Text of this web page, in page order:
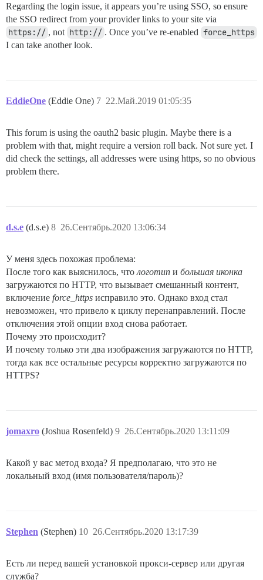
Regarding the login issue, it appears you’re using SSO, so ensure
the SSO redirect from your provider links to your site via
https:// , not http:// . Once you’ve re-enabled force_https
I can take another look.
EddieOne (Eddie One) 22.Май.2019 01:05:35
7
This forum is using the oauth2 basic plugin. Maybe there is a
problem with that, might require a version roll back. Not sure yet. I
did check the settings, all addresses were using https, so no obvious
problem there.
d.s.e (d.s.e) 26.Сентябрь.2020 13:06:34
8
У меня здесь похожая проблема:
После того как выяснилось, что логотип и большая иконка
загружаются по HTTP, что вызывает смешанный контент,
включение force_https исправило это. Однако вход стал
невозможен, что привело к циклу перенаправлений. После
отключения этой опции вход снова работает.
Почему это происходит?
И почему только эти два изображения загружаются по HTTP,
тогда как все остальные ресурсы корректно загружаются по
HTTPS?
jomaxro (Joshua Rosenfeld) 26.Сентябрь.2020 13:11:09
9
Какой у вас метод входа? Я предполагаю, что это не
локальный вход (имя пользователя/пароль)?
Stephen (Stephen) 26.Сентябрь.2020 13:17:39
10
Есть ли перед вашей установкой прокси-сервер или другая
служба?